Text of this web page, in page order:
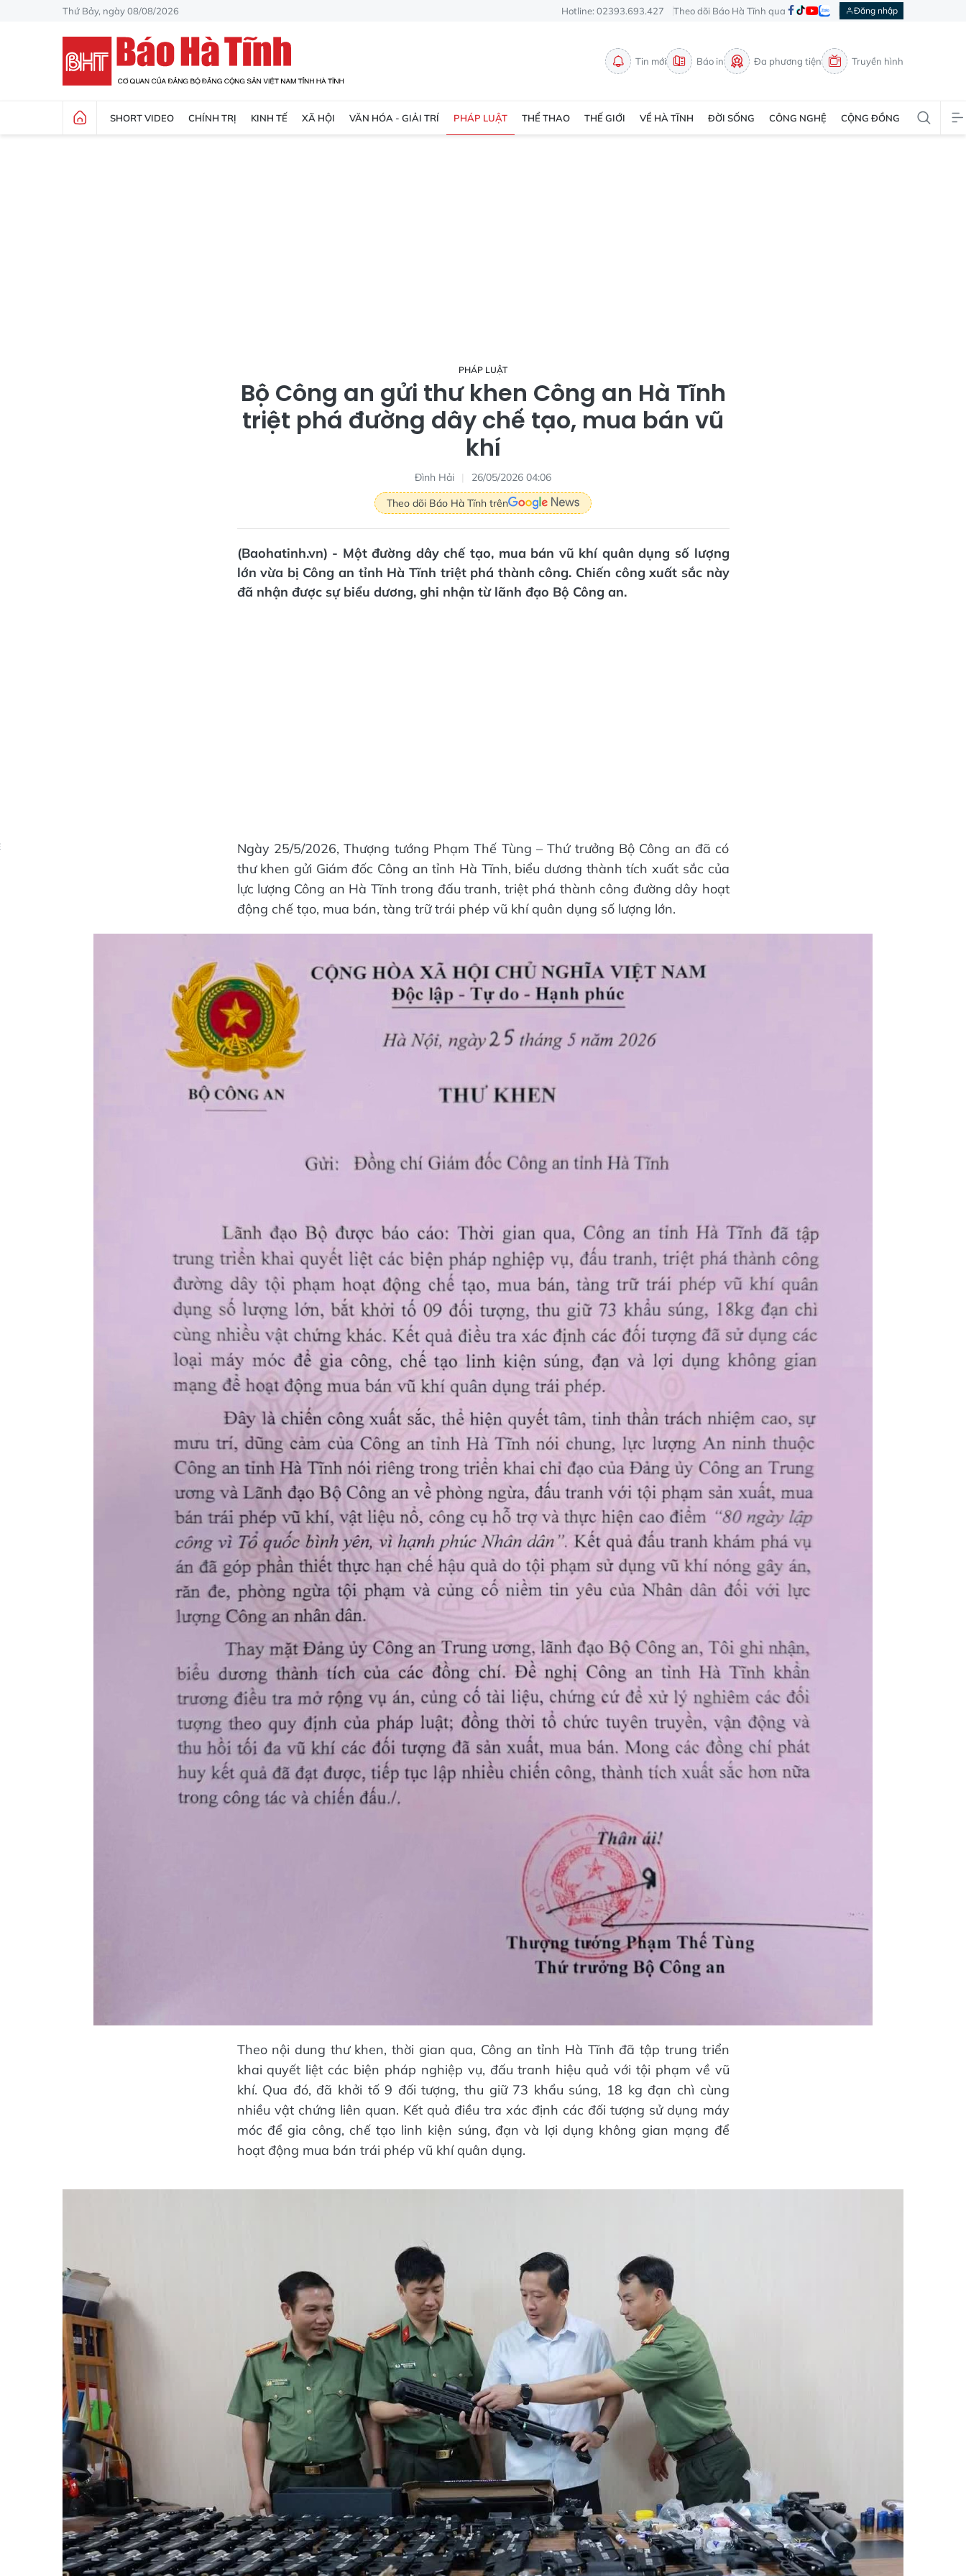
Thứ Bảy, ngày 08/08/2026 Hotline: 02393.693.427 Theo dõi Báo Hà Tĩnh qua Đăng nhập
Tin mới Báo in Đa phương tiện Truyền hình
SHORT VIDEO CHÍNH TRỊ KINH TẾ XÃ HỘI VĂN HÓA - GIẢI TRÍ PHÁP LUẬT THỂ THAO THẾ GIỚI VỀ HÀ TĨNH ĐỜI SỐNG CÔNG NGHỆ CỘNG ĐỒNG
PHÁP LUẬT
Bộ Công an gửi thư khen Công an Hà Tĩnh
triệt phá đường dây chế tạo, mua bán vũ
khí
Đình Hải
26/05/2026 04:06
Theo dõi Báo Hà Tĩnh trên
(Baohatinh.vn) - Một đường dây chế tạo, mua bán vũ khí quân dụng số lượng
lớn vừa bị Công an tỉnh Hà Tĩnh triệt phá thành công. Chiến công xuất sắc này
đã nhận được sự biểu dương, ghi nhận từ lãnh đạo Bộ Công an.
Ngày 25/5/2026, Thượng tướng Phạm Thế Tùng – Thứ trưởng Bộ Công an đã có
thư khen gửi Giám đốc Công an tỉnh Hà Tĩnh, biểu dương thành tích xuất sắc của
lực lượng Công an Hà Tĩnh trong đấu tranh, triệt phá thành công đường dây hoạt
động chế tạo, mua bán, tàng trữ trái phép vũ khí quân dụng số lượng lớn.
Theo nội dung thư khen, thời gian qua, Công an tỉnh Hà Tĩnh đã tập trung triển
khai quyết liệt các biện pháp nghiệp vụ, đấu tranh hiệu quả với tội phạm về vũ
khí. Qua đó, đã khởi tố 9 đối tượng, thu giữ 73 khẩu súng, 18 kg đạn chì cùng
nhiều vật chứng liên quan. Kết quả điều tra xác định các đối tượng sử dụng máy
móc để gia công, chế tạo linh kiện súng, đạn và lợi dụng không gian mạng để
hoạt động mua bán trái phép vũ khí quân dụng.